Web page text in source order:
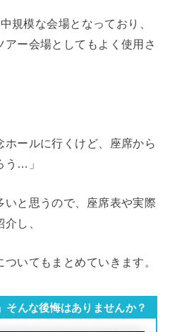
規模な会場となっており、
ー会場としてもよく使用さ
ホールに行くけど、座席から
う…」
いと思うので、座席表や実際
し、
いてもまとめていきます。
そんな後悔はありませんか？